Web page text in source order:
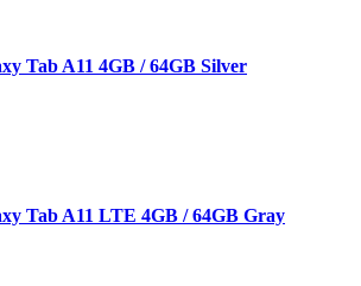
Tab A11 4GB / 64GB Silver
Tab A11 LTE 4GB / 64GB Gray